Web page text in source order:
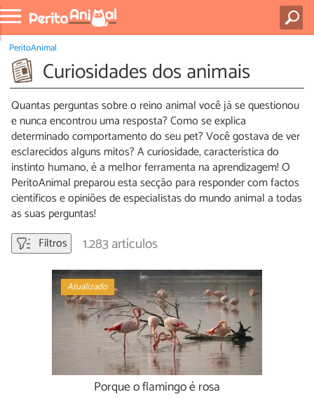
PeritoAnimal
Curiosidades dos animais
Quantas perguntas sobre o reino animal você já se questionou
e nunca encontrou uma resposta? Como se explica
determinado comportamento do seu pet? Você gostava de ver
esclarecidos alguns mitos? A curiosidade, característica do
instinto humano, é a melhor ferramenta na aprendizagem! O
PeritoAnimal preparou esta secção para responder com factos
científicos e opiniões de especialistas do mundo animal a todas
as suas perguntas!
Filtros
1.283 artículos
Atualizado
Porque o flamingo é rosa